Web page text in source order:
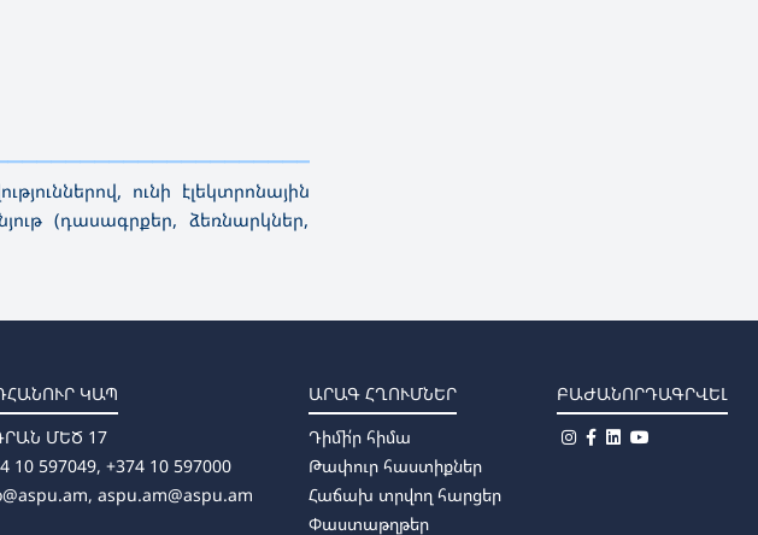
ունի էլեկտրոնային
(դասագրքեր, ձեռնարկներ,
ԿԱՊ
ՄԵԾ 17
10 597049, +374 10 597000
aspu.am@aspu.am
ԱՐԱԳ ՀՂՈՒՄՆԵՐ
Դիմի՛ր հիմա
Թափուր հաստիքներ
Հաճախ տրվող հարցեր
Փաստաթղթեր
ԲԱԺԱՆՈՐԴԱԳՐՎԵԼ